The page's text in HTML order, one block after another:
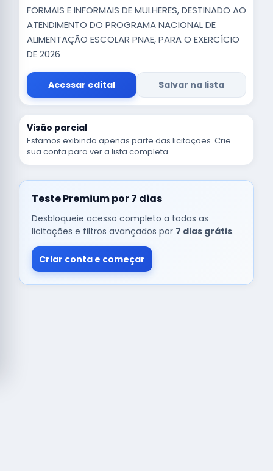
FORMAIS E INFORMAIS DE MULHERES, DESTINADO AO
ATENDIMENTO DO PROGRAMA NACIONAL DE
ALIMENTAÇÃO ESCOLAR PNAE, PARA O EXERCÍCIO
DE 2026
Acessar edital Salvar na lista
Visão parcial
Estamos exibindo apenas parte das licitações. Crie
sua conta para ver a lista completa.
Teste Premium por 7 dias
Desbloqueie acesso completo a todas as
licitações e filtros avançados por 7 dias grátis.
Criar conta e começar